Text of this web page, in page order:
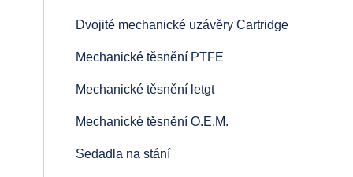
Dvojité mechanické uzávěry Cartridge
Mechanické těsnění PTFE
Mechanické těsnění letgt
Mechanické těsnění O.E.M.
Sedadla na stání